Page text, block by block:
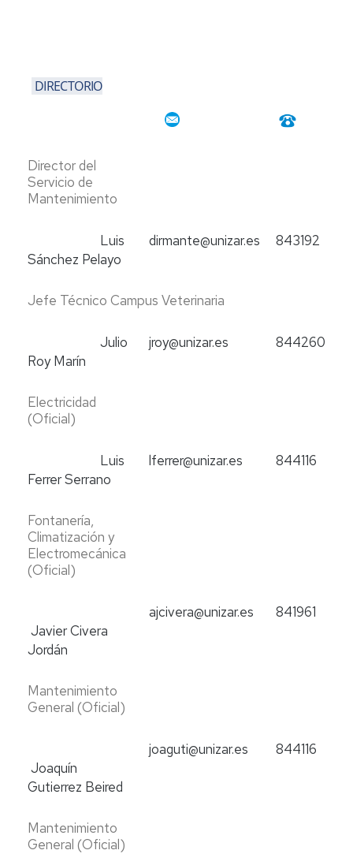
DIRECTORIO
Director del
Servicio de
Mantenimiento
Luis
Sánchez Pelayo
dirmante@unizar.es 843192
Jefe Técnico Campus Veterinaria
Julio
Roy Marín
jroy@unizar.es 844260
Electricidad
(Oficial)
Luis
Ferrer Serrano
lferrer@unizar.es 844116
Fontanería,
Climatización y
Electromecánica
(Oficial)
Javier Civera
Jordán
ajcivera@unizar.es 841961
Mantenimiento
General (Oficial)
Joaquín
Gutierrez Beired
joaguti@unizar.es 844116
Mantenimiento
General (Oficial)